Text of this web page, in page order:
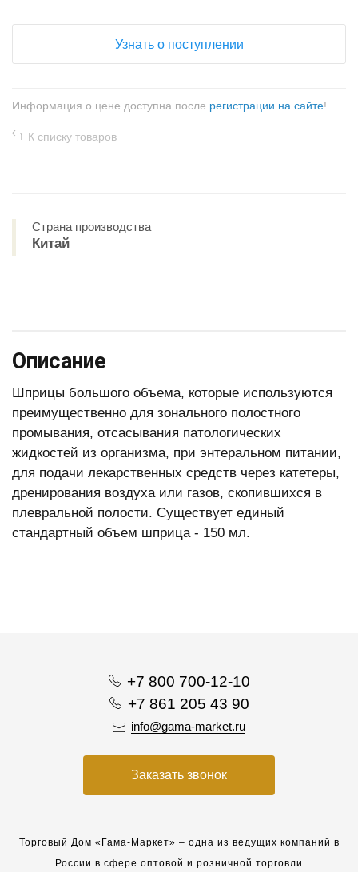
Узнать о поступлении
Информация о цене доступна после регистрации на сайте!
К списку товаров
Страна производства
Китай
Описание
Шприцы большого объема, которые используются
преимущественно для зонального полостного
промывания, отсасывания патологических
жидкостей из организма, при энтеральном питании,
для подачи лекарственных средств через катетеры,
дренирования воздуха или газов, скопившихся в
плевральной полости. Существует единый
стандартный объем шприца - 150 мл.
+7 800 700-12-10
+7 861 205 43 90
info@gama-market.ru
Заказать звонок
Торговый Дом «Гама-Маркет» – одна из ведущих компаний в
России в сфере оптовой и розничной торговли